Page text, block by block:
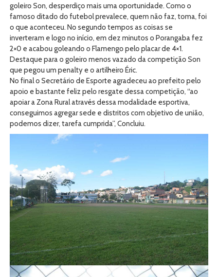
goleiro Son, desperdiço mais uma oportunidade. Como o
famoso ditado do futebol prevalece, quem não faz, toma, foi
o que aconteceu. No segundo tempos as coisas se
inverteram e logo no início, em dez minutos o Porangaba fez
2×0 e acabou goleando o Flamengo pelo placar de 4×1.
Destaque para o goleiro menos vazado da competição Son
que pegou um penalty e o artilheiro Éric.
No final o Secretário de Esporte agradeceu ao prefeito pelo
apoio e bastante feliz pelo resgate dessa competição, “ao
apoiar a Zona Rural através dessa modalidade esportiva,
conseguimos agregar sede e distritos com objetivo de união,
podemos dizer, tarefa cumprida”, Concluiu.